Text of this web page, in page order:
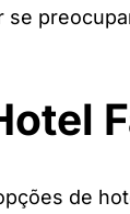
se
de